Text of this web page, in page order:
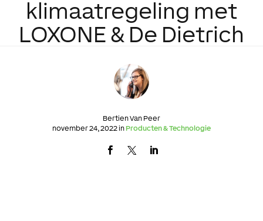
klimaatregeling met
LOXONE & De Dietrich
Bertien Van Peer
november 24, 2022 in Producten & Technologie